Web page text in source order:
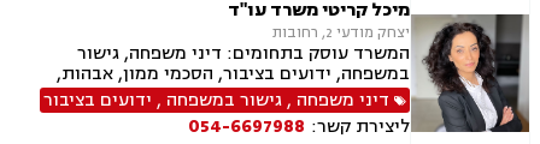
ירושות וצוואות, אגודות שיתופיות, - מושבים
וקיבוצים, הסדרת נחלות, פרצלציות, סכסוכי ירושה,
הסכמים משפחתיים, ליטיגציה, דיני עמותות.
מיכל קריטי משרד עו"ד
יצחק מודעי 2, רחובות
המשרד עוסק בתחומים: דיני משפחה, גישור
במשפחה, ידועים בציבור, הסכמי ממון, אבהות,
מזונות, משמורת משותפת, גירושין, הורות חד
מינית, נשואים אזרחיים, חלקות רכוש, מעמד אישי,
ניכור הורי, ייפוי כוח מתמשך, ירושות וצוואות,
דיני משפחה ,גישור במשפחה , ידועים בציבור
ליצירת קשר: 054-6697988